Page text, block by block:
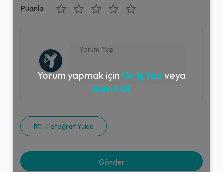
Puanla
Fotoğraf Yükle
Yorum yapmak için Giriş Yap veya
Kayıt Ol